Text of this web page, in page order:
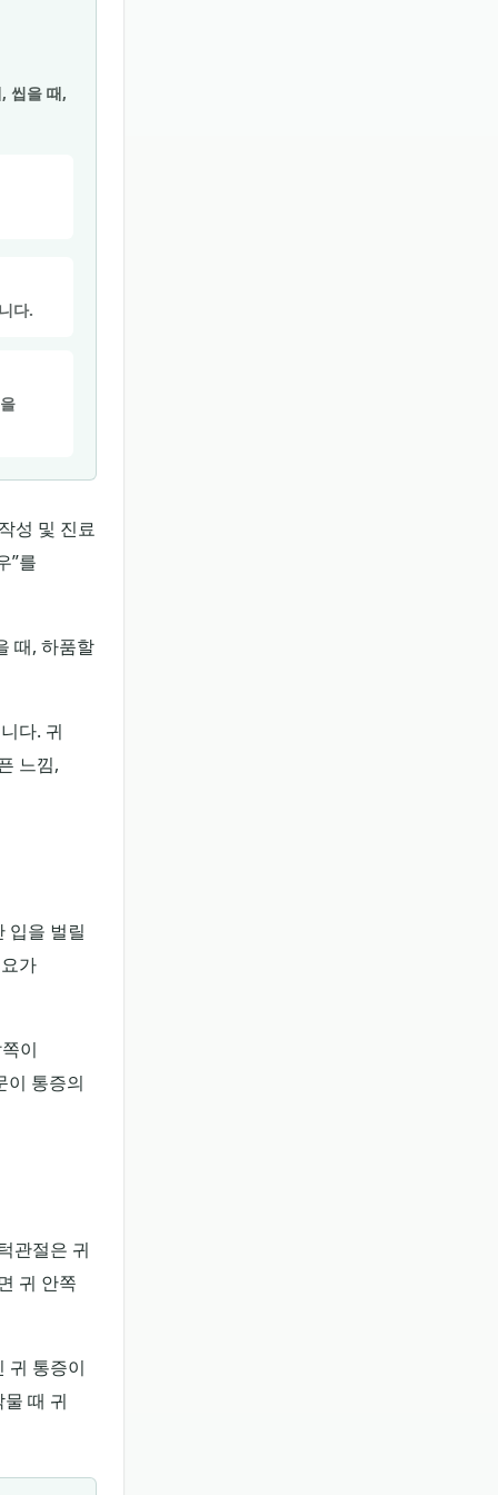
씹을 때,
다.
성 및 진료
”를
때, 하품할
다. 귀
느낌,
입을 벌릴
가
이
이 통증의
관절은 귀
귀 안쪽
귀 통증이
때 귀